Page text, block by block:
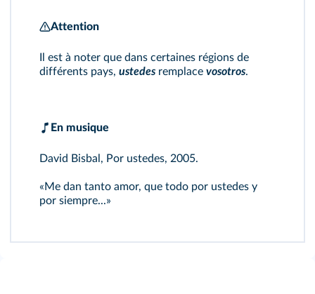
Attention
Il est à noter que dans certaines régions de
différents pays, ustedes remplace vosotros.
En musique
David Bisbal, Por ustedes, 2005.
«Me dan tanto amor, que todo por ustedes y
por siempre...»